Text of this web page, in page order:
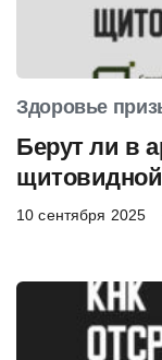
Здоровье
Берут ли в
10 сентября 2025